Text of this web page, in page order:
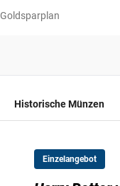
Goldsparplan
Historische Münzen
Einzelangebot